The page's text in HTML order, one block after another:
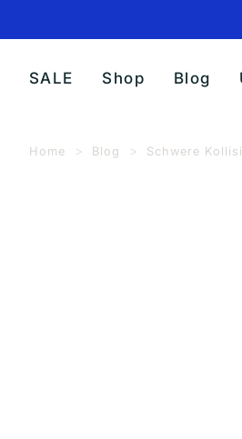
zum
SALE Shop Blog
Home Blog Schwere